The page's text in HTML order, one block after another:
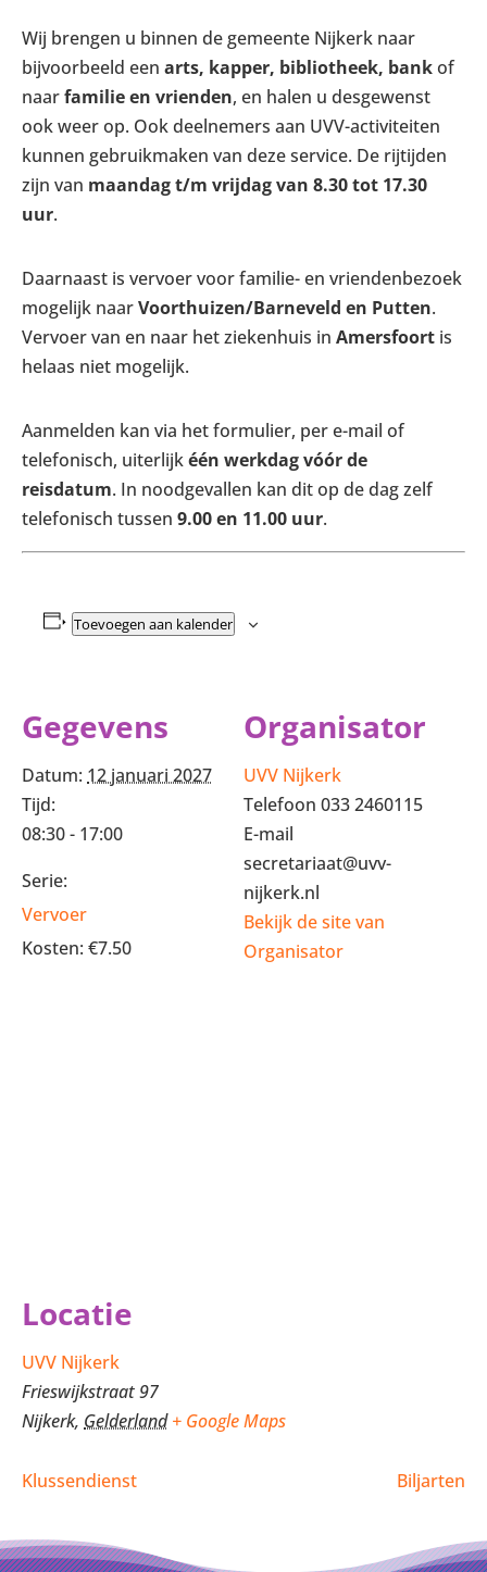
Wij brengen u binnen de gemeente Nijkerk naar
bijvoorbeeld een arts, kapper, bibliotheek, bankof
naarfamilie en vrienden, en halen u desgewenst
ook weer op. Ook deelnemers aan UVV-activiteiten
kunnen gebruikmaken van deze service. De rijtijden
zijn van maandag t/m vrijdag van 8.30 tot 17.30
uur.
Daarnaast is vervoer voor familie- en vriendenbezoek
mogelijk naarVoorthuizen/Barneveld en Putten.
Vervoer van en naar het ziekenhuis in Amersfoort is
helaas niet mogelijk.
Aanmelden kan via het formulier, per e-mail of
telefonisch, uiterlijkéén werkdag vóór de
reisdatum. In noodgevallen kan dit op de dag zelf
telefonisch tussen 9.00 en 11.00 uur.
Toevoegen aan kalender
Gegevens
Datum: 12 januari 2027
Tijd:
08:30 - 17:00
Serie:
Vervoer
Kosten: €7.50
Organisator
UVV Nijkerk
Telefoon 033 2460115
E-mail
secretariaat@uvv-
nijkerk.nl
Bekijk de site van
Organisator
Locatie
UVV Nijkerk
Frieswijkstraat 97
Nijkerk, Gelderland + Google Maps
Klussendienst Biljarten